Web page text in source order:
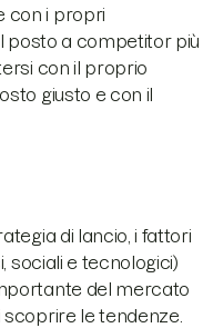
con i propri
posto a competitor più
con il proprio
giusto e con il
di lancio, i fattori
sociali e tecnologici)
del mercato
le tendenze.